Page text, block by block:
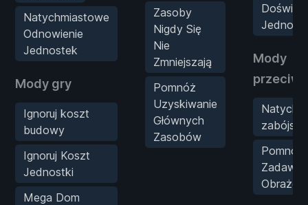
Natychmiastowe
Odnowienie
Jednostek
Mody gry
Ignoruj koszt
budowy
Ignoruj Koszt
Jednostki
Mega Dom
Zasoby
Nigdy Się
Nie
Zmniejszają
Pomnóż
Uzyskiwanie
Głównych
Zasobów
Mody
Pomnóż